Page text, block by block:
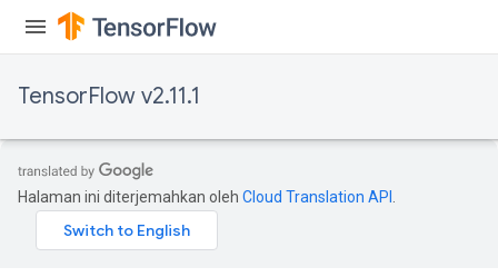
TensorFlow v2.11.1
Halaman ini diterjemahkan oleh Cloud Translation API